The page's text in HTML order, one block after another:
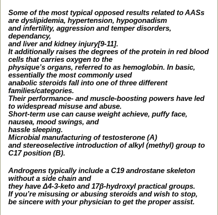
Some of the most typical opposed results related to AASs
are dyslipidemia, hypertension, hypogonadism
and infertility, aggression and temper disorders,
dependancy,
and liver and kidney injury[9-11].
It additionally raises the degrees of the protein in red blood
cells that carries oxygen to the
physique’s organs, referred to as hemoglobin. In basic,
essentially the most commonly used
anabolic steroids fall into one of three different
families/categories.
Their performance- and muscle-boosting powers have led
to widespread misuse and abuse.
Short-term use can cause weight achieve, puffy face,
nausea, mood swings, and
hassle sleeping.
Microbial manufacturing of testosterone (A)
and stereoselective introduction of alkyl (methyl) group to
C17 position (B).
Androgens typically include a C19 androstane skeleton
without a side chain and
they have Δ4-3-keto and 17β-hydroxyl practical groups.
If you’re misusing or abusing steroids and wish to stop,
be sincere with your physician to get the proper assist.